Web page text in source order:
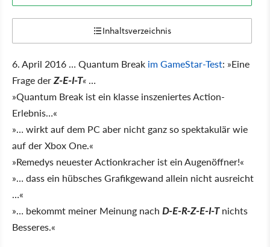
Inhaltsverzeichnis
6. April 2016 … Quantum Break im GameStar-Test: »Eine
Frage derZ-E-I-T« …
»Quantum Break ist ein klasse inszeniertes Action-
Erlebnis…«
»… wirkt auf dem PC aber nicht ganz so spektakulär wie
auf der Xbox One.«
»Remedys neuester Actionkracher ist ein Augenöffner!«
»… dass ein hübsches Grafikgewand allein nicht ausreicht
…«
»… bekommt meiner Meinung nach D-E-R-Z-E-I-Tnichts
Besseres.«